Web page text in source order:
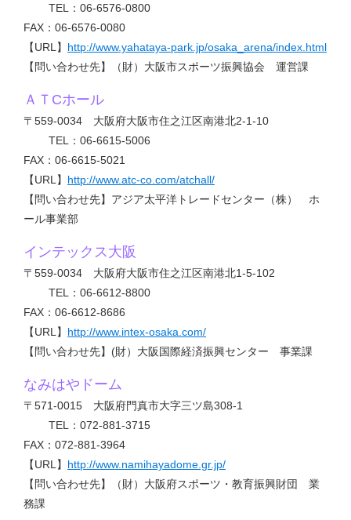
TEL：06-6576-0800
FAX：06-6576-0080
【URL】 http://www.yahataya-park.jp/osaka_arena/index.html
【問い合わせ先】（財）大阪市スポーツ振興協会 運営課
ＡＴCホール
〒559-0034 大阪府大阪市住之江区南港北2-1-10
TEL：06-6615-5006
FAX：06-6615-5021
【URL】 http://www.atc-co.com/atchall/
【問い合わせ先】アジア太平洋トレードセンター（株） ホ
ール事業部
インテックス大阪
〒559-0034 大阪府大阪市住之江区南港北1-5-102
TEL：06-6612-8800
FAX：06-6612-8686
【URL】 http://www.intex-osaka.com/
【問い合わせ先】(財）大阪国際経済振興センター 事業課
なみはやドーム
〒571-0015 大阪府門真市大字三ツ島308-1
TEL：072-881-3715
FAX：072-881-3964
【URL】 http://www.namihayadome.gr.jp/
【問い合わせ先】（財）大阪府スポーツ・教育振興財団 業
務課